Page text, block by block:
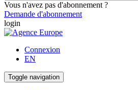
Vous n'avez pas d'abonnement ?
Demande d'abonnement
login
Connexion
EN
Toggle navigation